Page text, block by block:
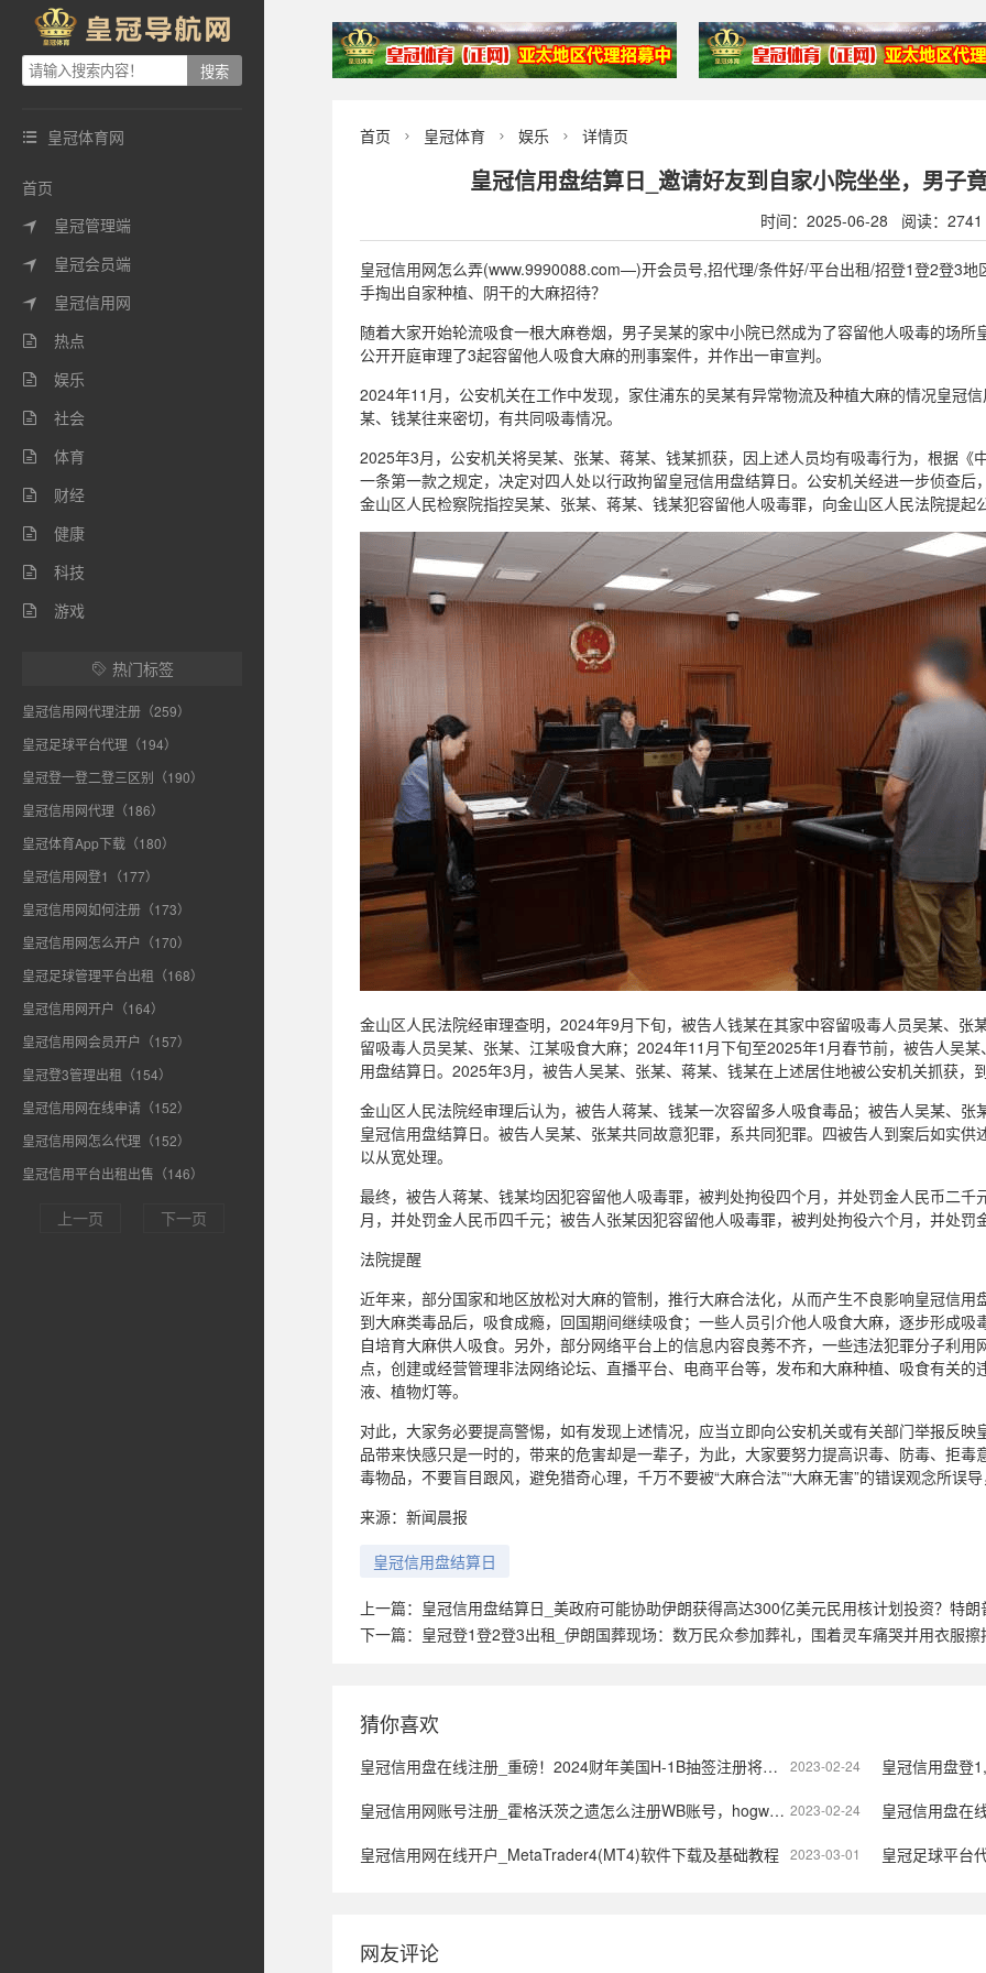
 皇冠体育网
首页
 皇冠管理端
 皇冠会员端
 皇冠信用网
 热点
 娱乐
 社会
 体育
 财经
 健康
 科技
 游戏
 热门标签
皇冠信用网代理注册（259）
皇冠足球平台代理（194）
皇冠登一登二登三区别（190）
皇冠信用网代理（186）
皇冠体育App下载（180）
皇冠信用网登1（177）
皇冠信用网如何注册（173）
皇冠信用网怎么开户（170）
皇冠足球管理平台出租（168）
皇冠信用网开户（164）
皇冠信用网会员开户（157）
皇冠登3管理出租（154）
皇冠信用网在线申请（152）
皇冠信用网怎么代理（152）
皇冠信用平台出租出售（146）
上一页 下一页
首页  皇冠体育  娱乐  详情页
皇冠信用盘结算日_邀请好友到自家小院坐坐，男子
时间：2025-06-28 阅读：2741
皇冠信用网怎么弄(www.9990088.com—)开会员号,招代理/条件好/平台出租/招登1登2登3地
手掏出自家种植、阴干的大麻招待？
随着大家开始轮流吸食一根大麻卷烟，男子吴某的家中小院已然成为了容留他人吸毒的场
公开开庭审理了3起容留他人吸食大麻的刑事案件，并作出一审宣判。
2024年11月，公安机关在工作中发现，家住浦东的吴某有异常物流及种植大麻的情况皇冠
某、钱某往来密切，有共同吸毒情况。
2025年3月，公安机关将吴某、张某、蒋某、钱某抓获，因上述人员均有吸毒行为，根据
一条第一款之规定，决定对四人处以行政拘留皇冠信用盘结算日。公安机关经进一步侦查
金山区人民检察院指控吴某、张某、蒋某、钱某犯容留他人吸毒罪，向金山区人民法院提起
金山区人民法院经审理查明，2024年9月下旬，被告人钱某在其家中容留吸毒人员吴某、
留吸毒人员吴某、张某、江某吸食大麻；2024年11月下旬至2025年1月春节前，被告人吴
用盘结算日。2025年3月，被告人吴某、张某、蒋某、钱某在上述居住地被公安机关抓获，
金山区人民法院经审理后认为，被告人蒋某、钱某一次容留多人吸食毒品；被告人吴某、
皇冠信用盘结算日。被告人吴某、张某共同故意犯罪，系共同犯罪。四被告人到案后如实
以从宽处理。
最终，被告人蒋某、钱某均因犯容留他人吸毒罪，被判处拘役四个月，并处罚金人民币二
月，并处罚金人民币四千元；被告人张某因犯容留他人吸毒罪，被判处拘役六个月，并处罚
法院提醒
近年来，部分国家和地区放松对大麻的管制，推行大麻合法化，从而产生不良影响皇冠信
到大麻类毒品后，吸食成瘾，回国期间继续吸食；一些人员引介他人吸食大麻，逐步形成
自培育大麻供人吸食。另外，部分网络平台上的信息内容良莠不齐，一些违法犯罪分子利
点，创建或经营管理非法网络论坛、直播平台、电商平台等，发布和大麻种植、吸食有关
液、植物灯等。
对此，大家务必要提高警惕，如有发现上述情况，应当立即向公安机关或有关部门举报反
品带来快感只是一时的，带来的危害却是一辈子，为此，大家要努力提高识毒、防毒、拒
毒物品，不要盲目跟风，避免猎奇心理，千万不要被“大麻合法”“大麻无害”的错误观念所误
来源：新闻晨报
皇冠信用盘结算日
上一篇： 皇冠信用盘结算日_美政府可能协助伊朗获得高达300亿美元民用核计划投资？特
下一篇： 皇冠登1登2登3出租_伊朗国葬现场：数万民众参加葬礼，围着灵车痛哭并用衣服擦
猜你喜欢
2023-02-24
皇冠信用盘在线注册_重磅！2024财年美国H-1B抽签注册将于3月1日开始 皇冠信用盘登1,登2,
2023-02-24
皇冠信用网账号注册_霍格沃茨之遗怎么注册WB账号，hogwarts legacy账号注册教程 皇冠信用盘在
2023-03-01
皇冠信用网在线开户_MetaTrader4(MT4)软件下载及基础教程 皇冠足球平台代理_
网友评论